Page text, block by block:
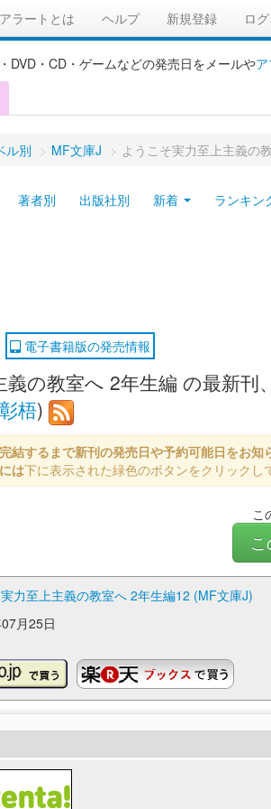
ラートとは ヘルプ 新規登録 ロ
DVD・CD・ゲームなどの発売日をメールやア
ル別 > MF文庫J > ようこそ実力至上主義の
著者別 出版社別 新着 ランキン
電子書籍版の発売情報
の教室へ 2年生編 の最新
梧)
結するまで新刊の発売日や予約可能日をお知
は下に表示された緑色のボタンをクリックし
こ
力至上主義の教室へ 2年生編12 (MF文庫J)
月25日